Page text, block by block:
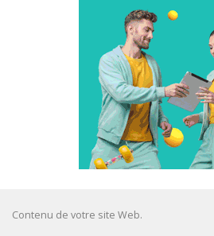
Contenu de votre site Web.